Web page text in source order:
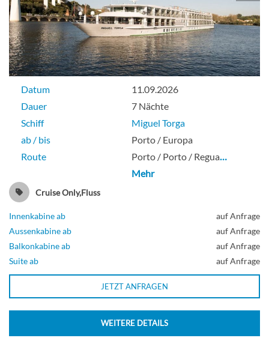
Datum
11.09.2026
Dauer
7 Nächte
Schiff
Miguel Torga
ab / bis
Porto / Europa
Route
Porto / Porto / Regua…
Mehr
Cruise Only,Fluss
Innenkabine ab
auf Anfrage
Aussenkabine ab
auf Anfrage
Balkonkabine ab
auf Anfrage
Suite ab
auf Anfrage
JETZT ANFRAGEN
WEITERE DETAILS